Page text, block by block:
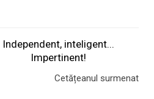
Independent, inteligent...
Impertinent!
Cetățeanul surmenat